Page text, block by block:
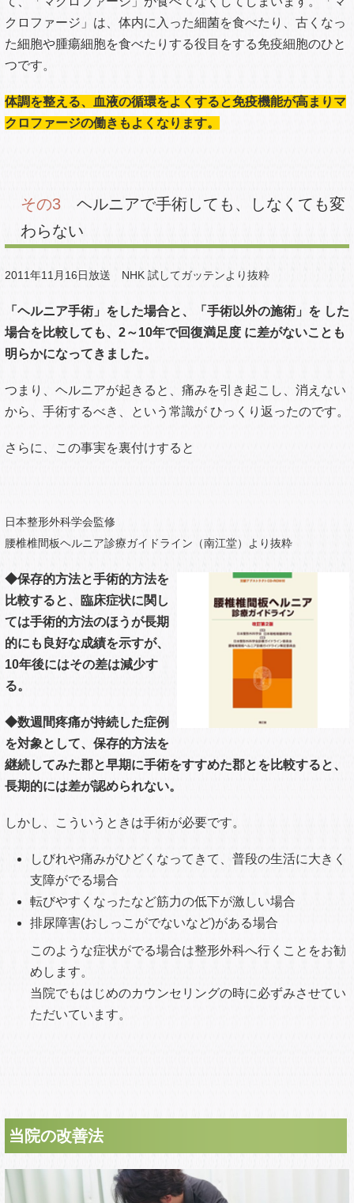
く腰痛を経験したことの無い人を、MRI検査において観察し
たところ、60歳以下の痛みのない人の1/5にヘルニアが認め
られ、半数の人に椎間板の膨隆（膨らみ）が見られた。ま
し、80％近くの人に、椎間板の膨隆が見られる。
これは、坐骨神経痛や腰痛症状を訴える痛みこそないが、椎
すなわち、ヘルニアが必ずしもすべての痛み、症状の原因と
いうわけではないということです。
腰痛の原因について
85%が原因不明と言われてお
り、椎間板ヘルニアは5%程
骨折などが、9%程度、およ
なものと言われています。
⇒筋肉のコリをほぐしていくと改善することがあります
その2飛び出たヘルニアはなくなる
2011年11月16日放送 NHK 試してガッテンより抜粋
クロファージ」が食べて、 多く
の場合消えてしまうことも判
明。
というゼリーのような中身が飛び出た状態です。
その飛び出てしまった髄核は体内では「異物」と認識 され
て、「マクロファージ」が食べてなくしてしまいます。「マ
クロファージ」は、体内に入った細菌を食べたり、古くなっ
た細胞や腫瘍細胞を食べたりする役目をする免疫細胞のひと
つです。
体調を整える、血液の循環をよくすると免疫機能が高まりマ
クロファージの働きもよくなります。
わらない
「ヘルニア手術」をした場合と、「手術以外の施術」を した